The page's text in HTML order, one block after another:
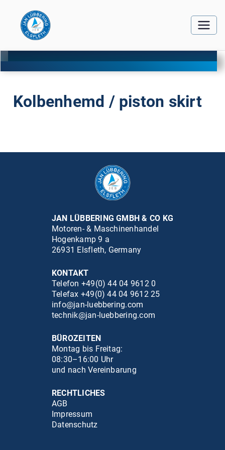
Kolbenhemd / piston skirt
JAN LÜBBERING GMBH & CO KG
Motoren- & Maschinenhandel
Hogenkamp 9 a
26931 Elsfleth, Germany
KONTAKT
Telefon +49(0) 44 04 9612 0
Telefax +49(0) 44 04 9612 25
info@jan-luebbering.com
technik@jan-luebbering.com
BÜROZEITEN
Montag bis Freitag:
08:30–16:00 Uhr
und nach Vereinbarung
RECHTLICHES
AGB
Impressum
Datenschutz